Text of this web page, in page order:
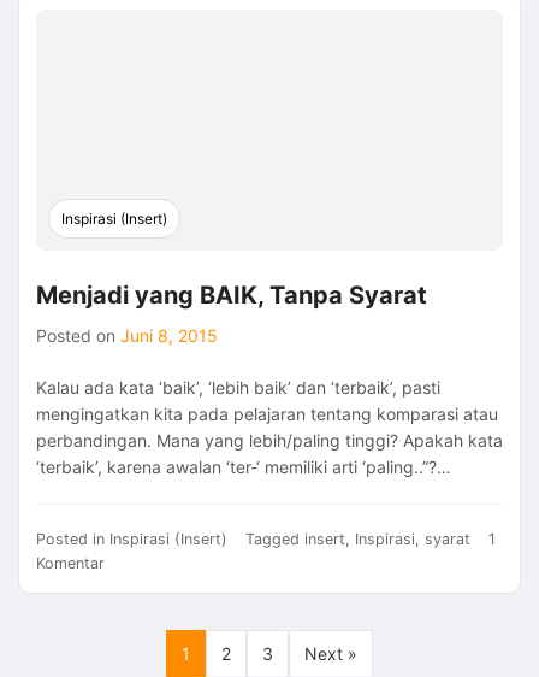
Inspirasi (Insert)
Menjadi yang BAIK, Tanpa Syarat
Posted on Juni 8, 2015
Kalau ada kata ‘baik’, ‘lebih baik’ dan ‘terbaik’, pasti
mengingatkan kita pada pelajaran tentang komparasi atau
perbandingan. Mana yang lebih/paling tinggi? Apakah kata
‘terbaik’, karena awalan ‘ter-‘ memiliki arti ‘paling..”?…
Posted in Inspirasi (Insert) Tagged insert, Inspirasi, syarat
1
Komentarpada
1 2 3 Next »